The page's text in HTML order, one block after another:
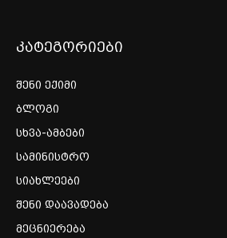
კატეგორიები
შენი ექიმი
ბლოგი
სხვა-ამბები
სამინისტრო
სიახლეები
შენი დაავადება
მეცნიერება